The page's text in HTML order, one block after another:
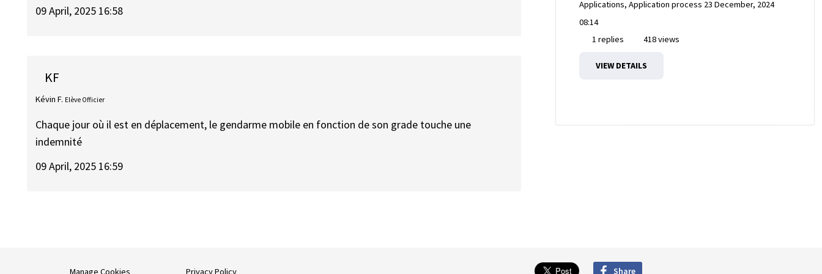
09 April, 2025 16:58
KF
Kévin F. Elève Officier
Chaque jour où il est en déplacement, le gendarme mobile en fonction de son grade touche une
indemnité
09 April, 2025 16:59
Applications, Application process 23 December, 2024
08:14
1 replies
418 views
VIEW DETAILS
Share